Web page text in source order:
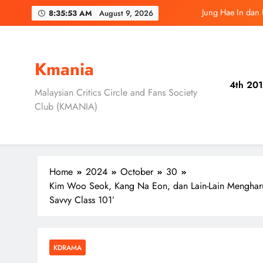
8:35:55 AM August 9, 2026
Jung Hae In
Song Kang,
Jung Hae In
Kmania
Malaysian Critics Circle and Fans Society
Club (KMANIA)
4th
Home 2024 October
30
Kim Woo Seok, Kang Na Eon, dan Lain-Lain
Savvy Class 101’
KDRAMA